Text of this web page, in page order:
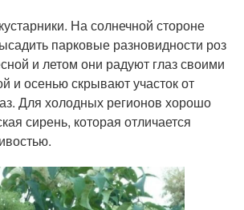
На солнечной стороне
парковые разновидности роз
и летом они радуют глаз своими
и осенью скрывают участок от
Для холодных регионов хорошо
сирень, которая отличается